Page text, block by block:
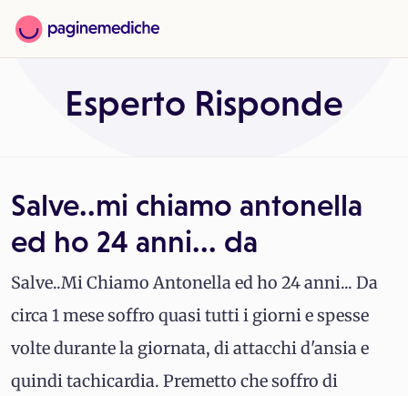
Esperto Risponde
Salve..mi chiamo antonella
ed ho 24 anni... da
Salve..Mi Chiamo Antonella ed ho 24 anni... Da
circa 1 mese soffro quasi tutti i giorni e spesse
volte durante la giornata, di attacchi d'ansia e
quindi tachicardia. Premetto che soffro di